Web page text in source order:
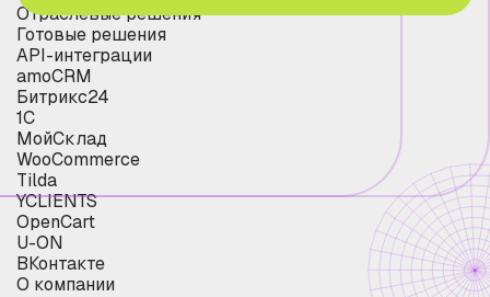
Отраслевые решения
Готовые решения
API-интеграции
amoCRM
Битрикс24
1С
МойСклад
WooCommerce
Tilda
YCLIENTS
OpenCart
U-ON
ВКонтакте
О компании